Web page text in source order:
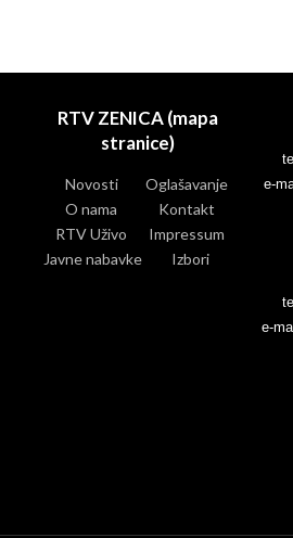
RTV ZENICA (mapa
stranice)
Novosti
Oglašavanje
O nama
Kontakt
RTV Uživo
Impressum
Javne nabavke
Izbori
e-
e-